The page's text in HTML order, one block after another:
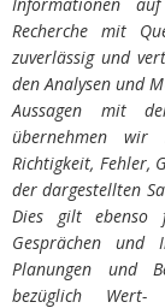
Recherche mit
zuverlässig und
den Analysen und
Aussagen mit
übernehmen wir
Richtigkeit, Fehler,
der dargestellten
Dies gilt ebenso
Gesprächen und
Planungen und
bezüglich